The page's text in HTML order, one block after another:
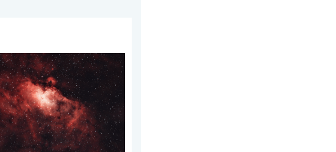
. . úterý 26. května 2026
mlhovina. Krásy vesmíru. . . neděle 15. března 2026